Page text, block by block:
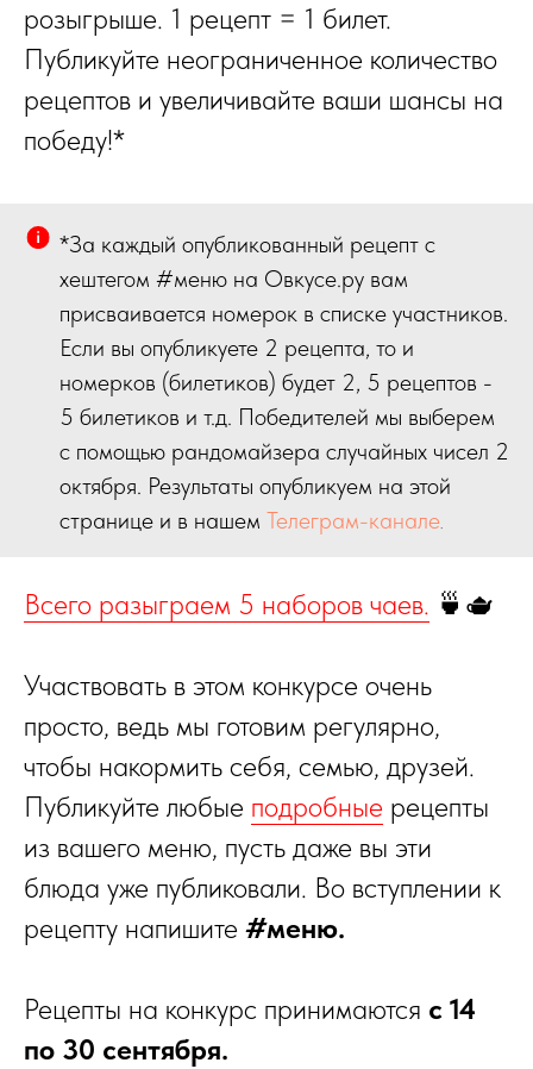
розыгрыше. 1 рецепт = 1 билет.
Публикуйте неограниченное количество
рецептов и увеличивайте ваши шансы на
победу!*
*За каждый опубликованный рецепт с
хештегом #меню на Овкусе.ру вам
присваивается номерок в списке участников.
Если вы опубликуете 2 рецепта, то и
номерков (билетиков) будет 2, 5 рецептов -
5 билетиков и т.д. Победителей мы выберем
с помощью рандомайзера случайных чисел 2
октября. Результаты опубликуем на этой
странице и в нашем Телеграм-канале.
Всего разыграем 5 наборов чаев. 🍵 🫖
Участвовать в этом конкурсе очень
просто, ведь мы готовим регулярно,
чтобы накормить себя, семью, друзей.
Публикуйте любые подробные рецепты
из вашего меню, пусть даже вы эти
блюда уже публиковали. Во вступлении к
рецепту напишите #меню.
Рецепты на конкурс принимаются с 14
по 30 сентября.